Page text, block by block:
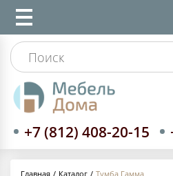
+7 (812) 408-20-15
Главная Каталог Тумба Гамма